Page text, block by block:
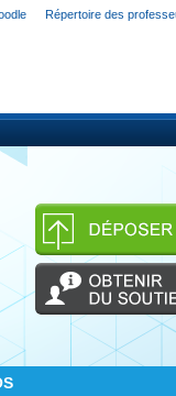
Répertoire des